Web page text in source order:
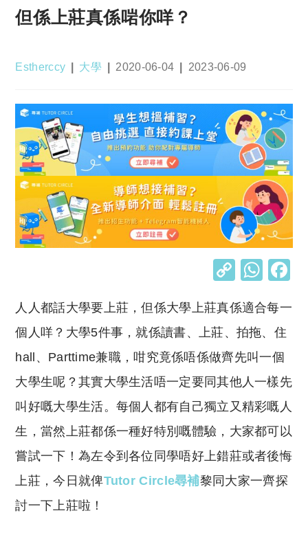
但係上莊真係啱你咩？
Post
Estherccy
Post
大學
Post
2020-06-04
Post
2023-06-09
C
p
y
Li
n
k
W
at
s
A
p
p
人人都話大學要上莊，但係大學上莊真係適合每一
個人咩？大學5件事，就係讀書、上莊、拍拖、住
hall、Parttime兼職，咁究竟係唔係做齊先叫一個
大學生呢？其實大學生活唔一定要同其他人一樣先
叫好嘅大學生活。每個人都有自己獨立又精彩嘅人
生，當然上莊都係一種好特別嘅體驗，大家都可以
嘗試一下！為左令到各位同學唔好上錯莊或者後悔
上莊，今日就俾Tutor Circle尋補黎同大家一齊探
討一下上莊啦！